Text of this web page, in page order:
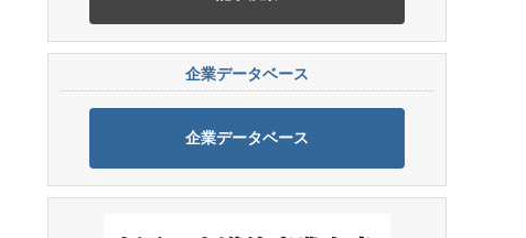
企業データベース
企業データベース